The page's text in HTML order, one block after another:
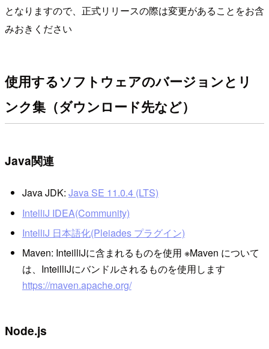
となりますので、正式リリースの際は変更があることをお含
みおきください
使用するソフトウェアのバージョンとリ
ンク集（ダウンロード先など）
Java関連
Java JDK: Java SE 11.0.4 (LTS)
IntelliJ IDEA(Community)
IntelliJ 日本語化(Pleiades プラグイン)
Maven: InteilliJに含まれるものを使用 ※Maven について
は、InteilliJにバンドルされるものを使用します
https://maven.apache.org/
Node.js